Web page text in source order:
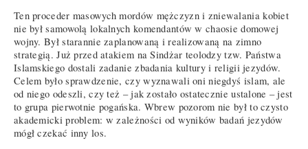
Ten proceder masowych mordów mężczyzn i zniewalania kobiet
nie był samowolą lokalnych komendantów w chaosie domowej
wojny. Był starannie zaplanowaną i realizowaną na zimno
strategią. Już przed atakiem na Sindżar teolodzy tzw. Państwa
Islamskiego dostali zadanie zbadania kultury i religii jezydów.
Celem było sprawdzenie, czy wyznawali oni niegdyś islam, ale
od niego odeszli, czy też – jak zostało ostatecznie ustalone – jest
to grupa pierwotnie pogańska. Wbrew pozorom nie był to czysto
akademicki problem: w zależności od wyników badań jezydów
mógł czekać inny los.